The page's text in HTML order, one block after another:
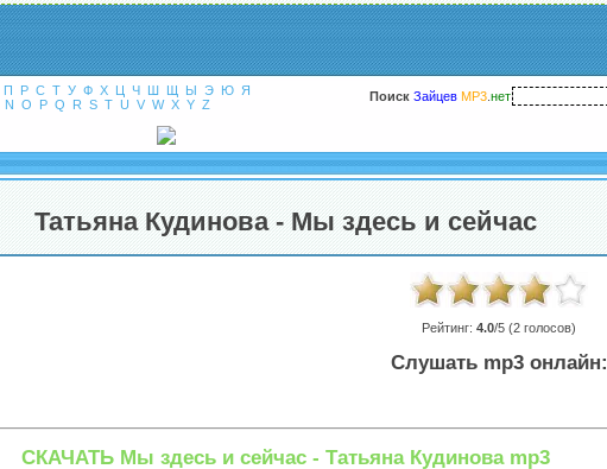
П Р С Т У Ф Х Ц Ч Ш Щ Ы Э Ю
Я
N O P Q R S T U V W X Y Z
Поиск Зайцев MP3 нет
Татьяна Кудинова - Мы здесь и сейчас
Рейтинг: 4.0/5 (2 голосов)
Слушать mp3 онлайн:
СКАЧАТЬ Мы здесь и сейчас - Татьяна Кудинова mp3